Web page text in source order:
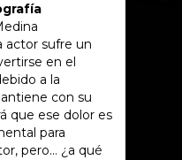
actor sufre un
en el
a la
con su
que ese dolor es
para
pero… ¿a qué